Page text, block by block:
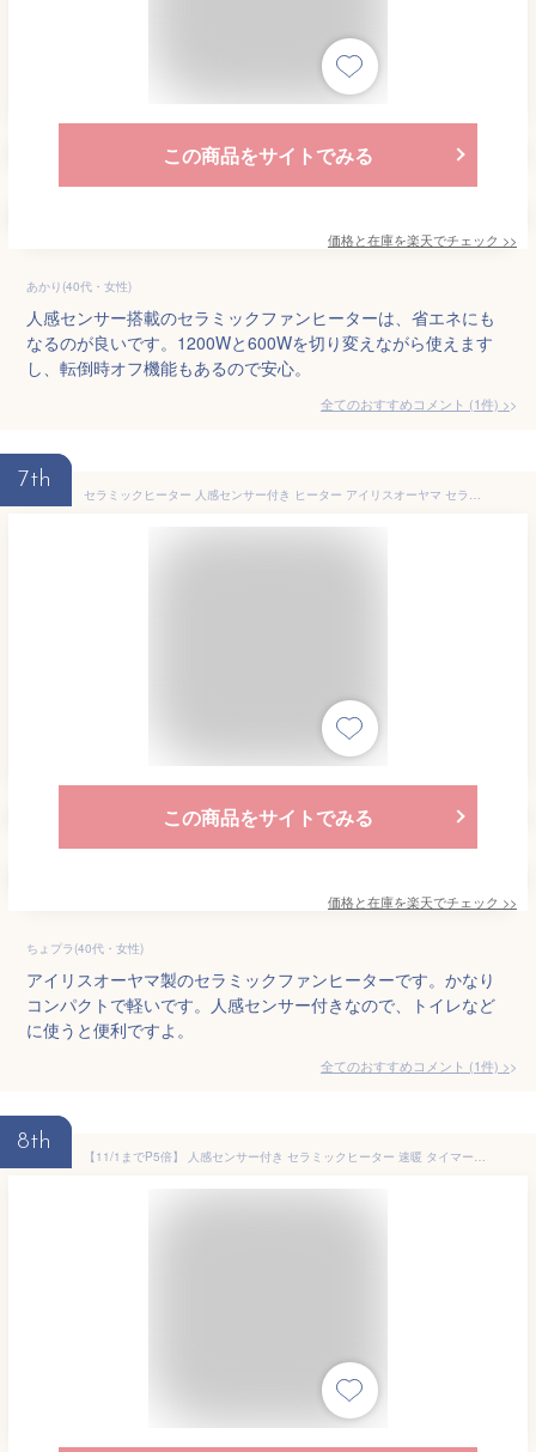
この商品をサイトでみる
価格と在庫を楽天でチェック >>
あかり(40代・女性)
人感センサー搭載のセラミックファンヒーターは、省エネにも
なるのが良いです。1200Wと600Wを切り変えながら使えます
し、転倒時オフ機能もあるので安心。
全てのおすすめコメント (1件) >
7th
セラミックヒーター 人感センサー付き ヒーター アイリスオーヤマ セラミックヒーター 小型 人感センサー付き ヒーター ファンヒーター 電気ストーブ 暖房 暖房器具 軽量 小型 コンパクト 人感センサー付き JCH-127D-W ホワイト グレージュ ピンク パープル
この商品をサイトでみる
価格と在庫を楽天でチェック >>
ちょプラ(40代・女性)
アイリスオーヤマ製のセラミックファンヒーターです。かなり
コンパクトで軽いです。人感センサー付きなので、トイレなど
に使うと便利ですよ。
全てのおすすめコメント (1件) >
8th
【11/1までP5倍】 人感センサー付き セラミックヒーター 速暖 タイマー付き セラミックファンヒーター 電気ファンヒーター 電気ヒーター 省エネ 節電 安全 小型 コンパクト 足元 オフィス デスク下 お風呂場 脱衣所 洗面所 トイレ リビング 一人暮らし 電気暖房器具 おしゃれ